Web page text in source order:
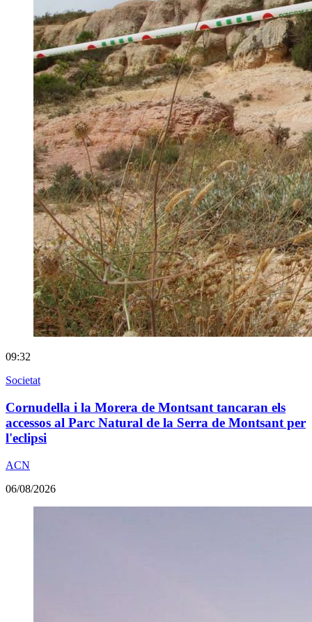
09:32
Societat
Cornudella i la Morera de Montsant tancaran els
accessos al Parc Natural de la Serra de Montsant per
l'eclipsi
ACN
06/08/2026